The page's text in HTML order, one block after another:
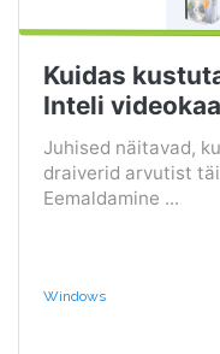
Kuidas
Inteli
Juhised näitavad,
draiverid arvutist
Eemaldamine ...
Windows